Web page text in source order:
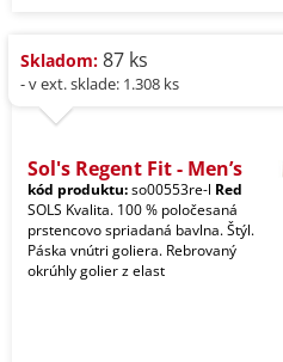
Skladom: 87 ks
- v ext. sklade: 1.308 ks
Sol's Regent Fit - Men’s
kód produktu:so00553re-l Red
SOLS Kvalita. 100 % poločesaná
prstencovo spriadaná bavlna. Štýl.
Páska vnútri goliera. Rebrovaný
okrúhly golier z elast